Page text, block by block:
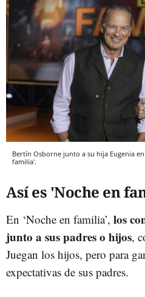
Bertín Osborne junto a su hija Eugenia
familia'.
Así es 'Noche en
En ‘Noche en familia’, los
junto a sus padres o hijos,
Juegan los hijos, pero para
expectativas de sus padres.